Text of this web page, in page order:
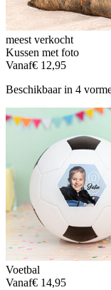
meest verkocht
Kussen met foto
Vanaf€ 12,95
Beschikbaar in 4
Voetbal
Vanaf€ 14,95